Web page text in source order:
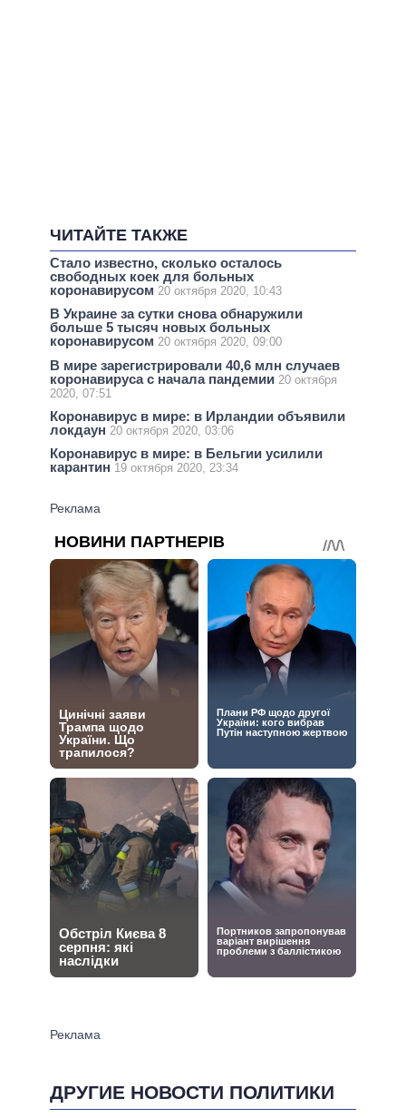
ЧИТАЙТЕ ТАКЖЕ
Стало известно, сколько осталось
свободных коек для больных
коронавирусом 20 октября 2020, 10:43
В Украине за сутки снова обнаружили
больше 5 тысяч новых больных
коронавирусом 20 октября 2020, 09:00
В мире зарегистрировали 40,6 млн случаев
коронавируса с начала пандемии 20 октября
2020, 07:51
Коронавирус в мире: в Ирландии объявили
локдаун 20 октября 2020, 03:06
Коронавирус в мире: в Бельгии усилили
карантин 19 октября 2020, 23:34
ДРУГИЕ НОВОСТИ ПОЛИТИКИ